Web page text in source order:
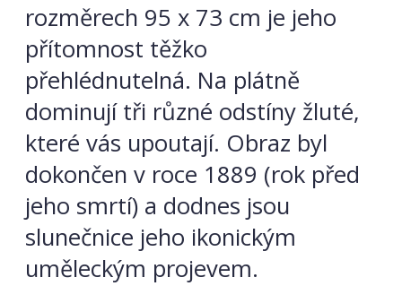
rozměrech 95 x 73 cm je jeho
přítomnost těžko
přehlédnutelná. Na plátně
dominují tři různé odstíny žluté,
které vás upoutají. Obraz byl
dokončen v roce 1889 (rok před
jeho smrtí) a dodnes jsou
slunečnice jeho ikonickým
uměleckým projevem.